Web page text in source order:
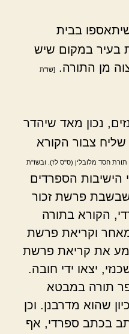
בבית
בעיר במקום שיש
מן התורה. [שו"ת
נכון מאד שיהדר
צבור הקורא
חסד מלובלין (ס"ס לז). ובשו"ת
הישיבות הספרדים
שבשבת פרשת זכור
הקורא בתורה
וקריאת פרשת
את קריאת פרשת
יצאו ידי חובה.
תורה במבטא
שהוא מדרבנן. וכן
בכתב ספרדי, אף